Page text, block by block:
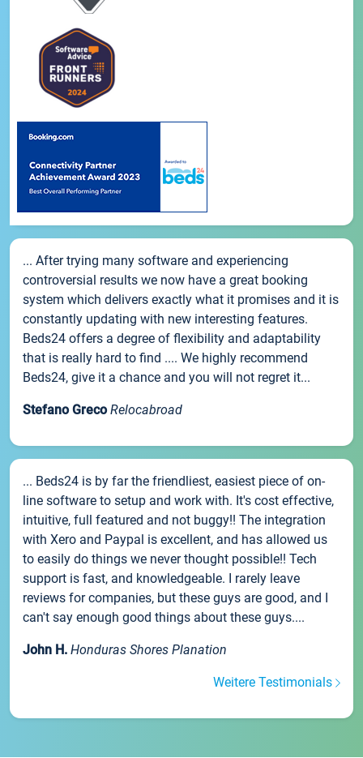
... After trying many software and experiencing
controversial results we now have a great booking
system which delivers exactly what it promises and it is
constantly updating with new interesting features.
Beds24 offers a degree of flexibility and adaptability
that is really hard to find .... We highly recommend
Beds24, give it a chance and you will not regret it...
Stefano Greco Relocabroad
... Beds24 is by far the friendliest, easiest piece of on-
line software to setup and work with. It's cost effective,
intuitive, full featured and not buggy!! The integration
with Xero and Paypal is excellent, and has allowed us
to easily do things we never thought possible!! Tech
support is fast, and knowledgeable. I rarely leave
reviews for companies, but these guys are good, and I
can't say enough good things about these guys....
John H. Honduras Shores Planation
Weitere Testimonials